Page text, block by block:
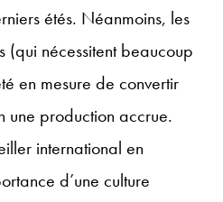
étés. Néanmoins, les
(qui nécessitent beaucoup
en mesure de convertir
une production accrue.
international en
d’une culture